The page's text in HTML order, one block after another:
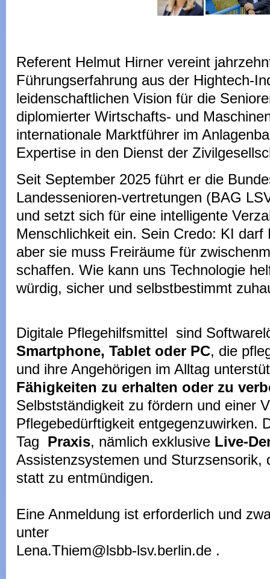
Referent Helmut Hirner vereint
Führungserfahrung aus der Hightech-
leidenschaftlichen Vision für die
diplomierter Wirtschafts- und
internationale Marktführer im
Expertise in den Dienst der
Seit September 2025 führt er die
Landessenioren-vertretungen (BAG
und setzt sich für eine intelligente
Menschlichkeit ein. Sein Credo: KI
aber sie muss Freiräume für
schaffen. Wie kann uns Technologie
würdig, sicher und selbstbestimmt
Digitale Pflegehilfsmittel sind
Smartphone, Tablet oder PC, die
und ihre Angehörigen im Alltag
Fähigkeiten zu erhalten oder zu
Selbstständigkeit zu fördern und einer
Pflegebedürftigkeit entgegenzuwirken.
Tag Praxis, nämlich exklusive Live-
Assistenzsystemen und Sturzsensorik,
statt zu entmündigen.
Eine Anmeldung ist erforderlich und
unter
Lena.Thiem@lsbb-lsv.berlin.de .